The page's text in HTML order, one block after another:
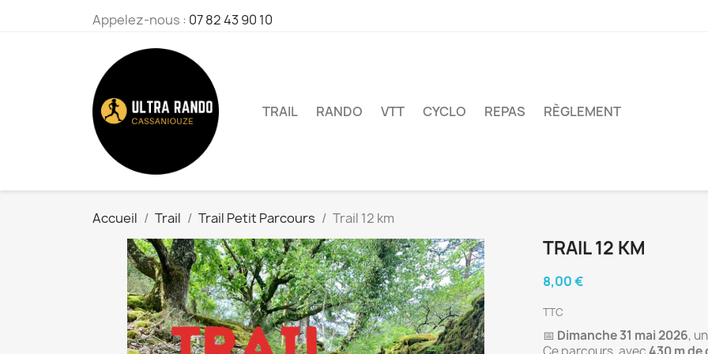
Appelez-nous : 07 82 43 90 10
TRAIL RANDO VTT CYCLO REPAS RÈGLEMENT
Accueil Trail Trail Petit Parcours Trail 12 km
TRAIL 12 KM
8,00 €
TTC
📅 Dimanche 31 mai 2026, un